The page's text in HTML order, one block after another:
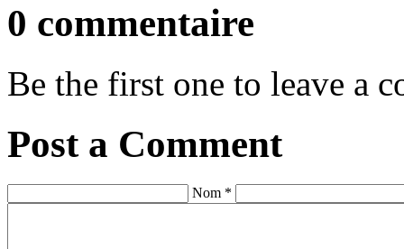
0 commentaire
Be the first one to leave a
Post a Comment
Nom *